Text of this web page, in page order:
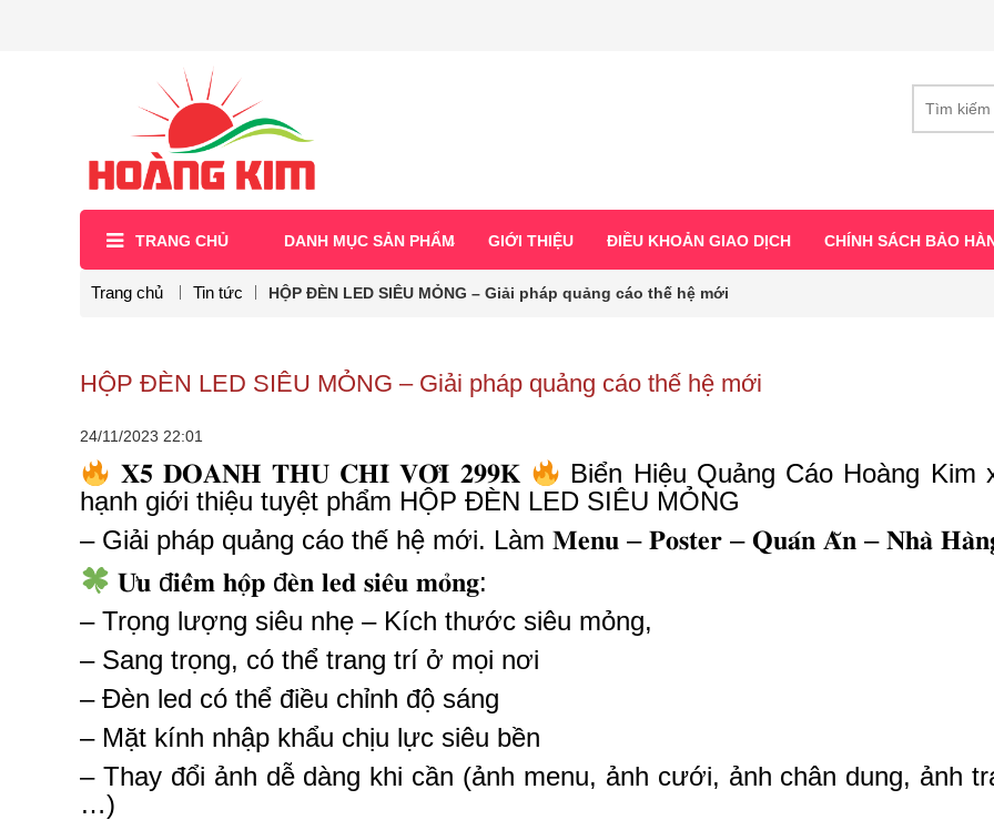
TRANG CHỦ DANH MỤC SẢN PHẨM GIỚI THIỆU ĐIỀU KHOẢN GIAO DỊCH CHÍNH SÁCH BẢO
Trang chủ Tin tức HỘP ĐÈN LED SIÊU MỎNG – Giải pháp quảng cáo thế hệ mới
HỘP ĐÈN LED SIÊU MỎNG – Giải pháp quảng cáo thế hệ mới
24/11/2023 22:01
𝐗𝟓 𝐃𝐎𝐀𝐍𝐇 𝐓𝐇𝐔 𝐂𝐇𝐈̉ 𝐕𝐎̛́𝐈 𝟐𝟗𝟗𝐊
Biển Hiệu Quảng Cáo Hoàng Kim
hạnh giới thiệu tuyệt phẩm HỘP ĐÈN LED SIÊU MỎNG
– Giải pháp quảng cáo thế hệ mới. Làm 𝐌𝐞𝐧𝐮 – 𝐏𝐨𝐬𝐭𝐞𝐫 – 𝐐𝐮𝐚́𝐧 𝐀̆𝐧 – 𝐍𝐡𝐚̀
𝐔̛𝐮 đ𝐢𝐞̂̉𝐦 𝐡𝐨̣̂𝐩 đ𝐞̀𝐧 𝐥𝐞𝐝 𝐬𝐢𝐞̂𝐮 𝐦𝐨̉𝐧𝐠:
– Trọng lượng siêu nhẹ – Kích thước siêu mỏng,
– Sang trọng, có thể trang trí ở mọi nơi
– Đèn led có thể điều chỉnh độ sáng
– Mặt kính nhập khẩu chịu lực siêu bền
– Thay đổi ảnh dễ dàng khi cần (ảnh menu, ảnh cưới, ảnh chân dung, ảnh
…)